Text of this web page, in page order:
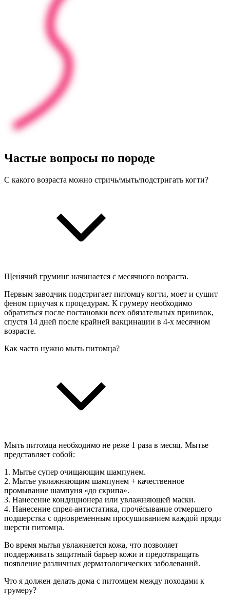
Частые вопросы по породе
С какого возраста можно стричь/мыть/подстригать когти?
Щенячий груминг начинается с месячного возраста.
Первым заводчик подстригает питомцу когти, моет и сушит
феном приучая к процедурам. К грумеру необходимо
обратиться после постановки всех обязательных прививок,
спустя 14 дней после крайней вакцинации в 4‑х месячном
возрасте.
Как часто нужно мыть питомца?
Мыть питомца необходимо не реже 1 раза в месяц. Мытье
представляет собой:
1. Мытье супер очищающим шампунем.
2. Мытье увлажняющим шампунем + качественное
промывание шампуня «до скрипа».
3. Нанесение кондиционера или увлажняющей маски.
4. Нанесение спрея-антистатика, прочёсывание отмершего
подшерстка с одновременным просушиванием каждой пряди
шерсти питомца.
Во время мытья увлажняется кожа, что позволяет
поддерживать защитный барьер кожи и предотвращать
появление различных дерматологических заболеваний.
Что я должен делать дома с питомцем между походами к
грумеру?